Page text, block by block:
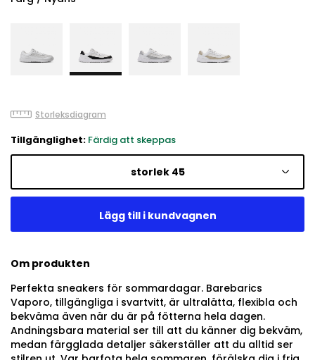
Storleksdiagram
Tillgänglighet: Färdig att skeppas
storlek 45
Om produkten
Perfekta sneakers för sommardagar. Barebarics
Vaporo, tillgängliga i svartvitt, är ultralätta, flexibla och
bekväma även när du är på fötterna hela dagen.
Andningsbara material ser till att du känner dig bekväm,
medan färgglada detaljer säkerställer att du alltid ser